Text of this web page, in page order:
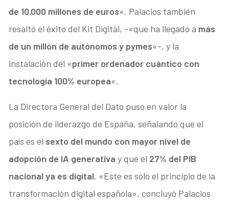
de 10.000 millones de euros«. Palacios también
resaltó el éxito del Kit Digital, -«que ha llegado a más
de un millón de autónomos y pymes«-, y la
instalación del «primer ordenador cuántico con
tecnología 100% europea«.
La Directora General del Dato puso en valor la
posición de liderazgo de España, señalando que el
país es el sexto del mundo con mayor nivel de
adopción de IA generativa y que el 27% del PIB
nacional ya es digital. «Este es solo el principio de la
transformación digital española», concluyó Palacios